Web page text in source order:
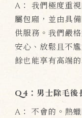
A： 我們極度重
屬包廂，並由具
供服務。我們嚴
安心、放鬆且不
餘也能享有高端
Q4：男士除毛後
A： 不會的。熱